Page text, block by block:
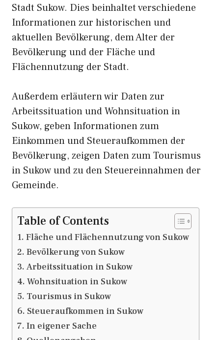
Stadt Sukow. Dies beinhaltet verschiedene
Informationen zur historischen und
aktuellen Bevölkerung, dem Alter der
Bevölkerung und der Fläche und
Flächennutzung der Stadt.
Außerdem erläutern wir Daten zur
Arbeitssituation und Wohnsituation in
Sukow, geben Informationen zum
Einkommen und Steueraufkommen der
Bevölkerung, zeigen Daten zum Tourismus
in Sukow und zu den Steuereinnahmen der
Gemeinde.
Table of Contents
Fläche und Flächennutzung von Sukow
Bevölkerung von Sukow
Arbeitssituation in Sukow
Wohnsituation in Sukow
Tourismus in Sukow
Steueraufkommen in Sukow
In eigener Sache